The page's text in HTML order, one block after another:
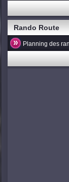
Rando Route
Planning des